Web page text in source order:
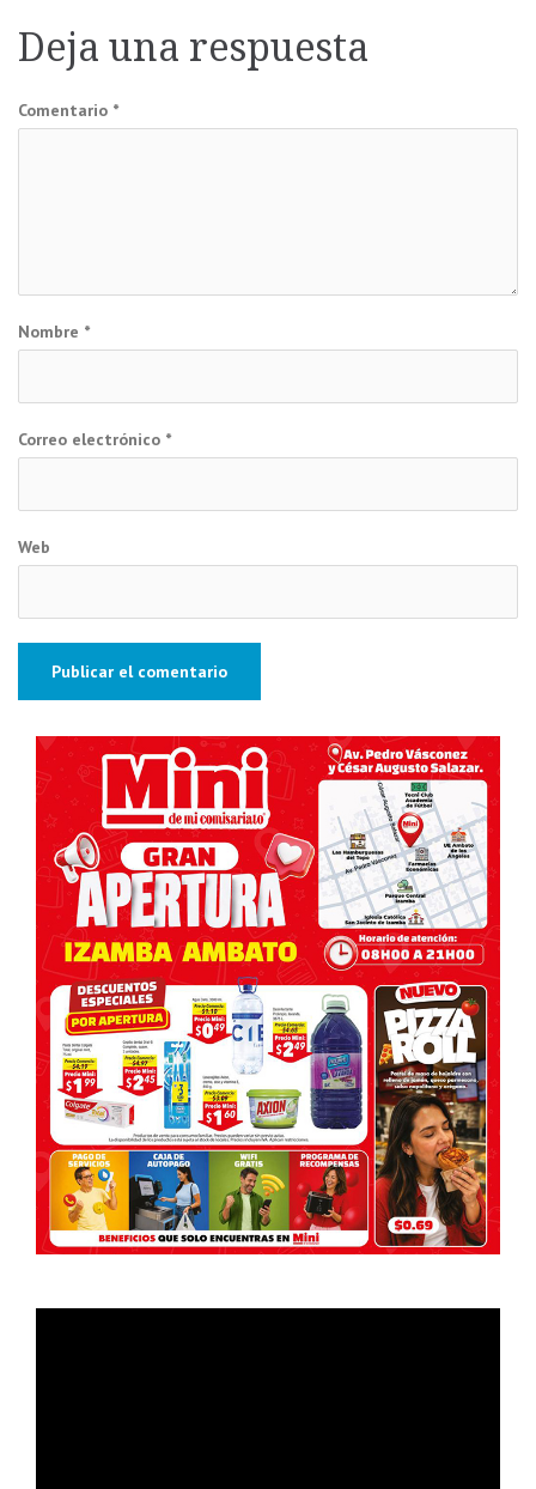
entradas
Deja una respuesta
Comentario *
Nombre *
Correo electrónico *
Web